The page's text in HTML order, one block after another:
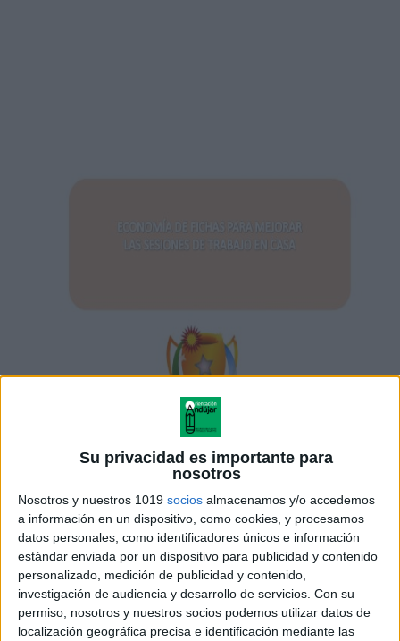
Su privacidad es importante para
nosotros
Nosotros y nuestros 1019 socios almacenamos y/o accedemos
a información en un dispositivo, como cookies, y procesamos
datos personales, como identificadores únicos e información
estándar enviada por un dispositivo para publicidad y contenido
personalizado, medición de publicidad y contenido,
investigación de audiencia y desarrollo de servicios. Con su
permiso, nosotros y nuestros socios podemos utilizar datos de
localización geográfica precisa e identificación mediante las